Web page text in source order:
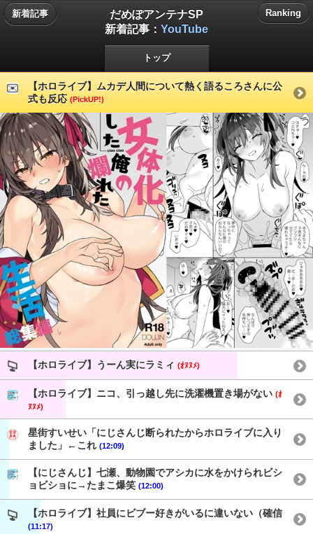
新着記事
だめぽアンテナSP
新着記事： YouTube
Ranking
トップ
【ホロライブ】ムカデ人間について熱く語るころさんに公
式も反応 (PickUP!)
【ホロライブ】うーん実にラミィ (ｵﾇﾇﾒ)
【ホロライブ】ニコ、引っ越し先に洗濯機置き場がない (ｵ
ﾇﾇﾒ)
星街すいせい「にじさんじ断られたからホロライブに入り
ました」←これ (12:09)
【にじさんじ】七瀬、動物園でアシカに水をかけられビシ
ョビショに→たまこ爆笑 (12:00)
【ホロライブ】社員にビブー好きがいるに違いない（確信
(11:17)